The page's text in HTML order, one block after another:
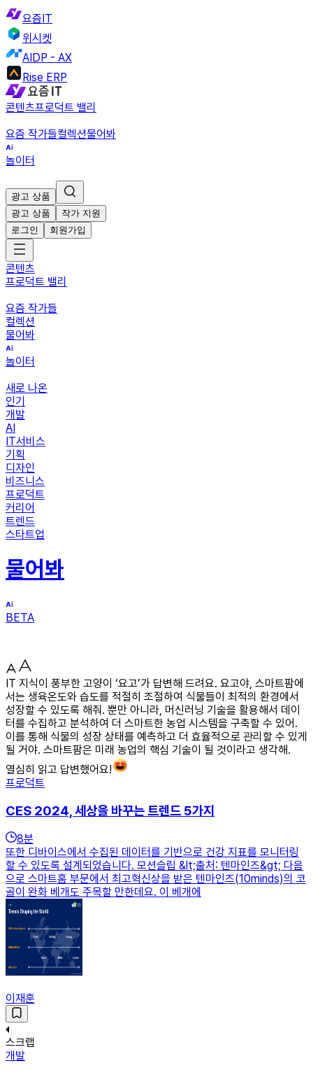
요즘IT
위시켓
AIDP - AX
Rise ERP
콘텐츠프로덕트 밸리
요즘 작가들컬렉션물어봐
놀이터
광고 상품
광고 상품
작가 지원
로그인
회원가입
콘텐츠
프로덕트 밸리
요즘 작가들
컬렉션
물어봐
놀이터
새로 나온
인기
개발
AI
IT서비스
기획
디자인
비즈니스
프로덕트
커리어
트렌드
스타트업
물어봐
BETA
IT 지식이 풍부한 고양이 ‘요고’가 답변해 드려요. 요고야, 스마트팜에
서는 생육온도와 습도를 적절히 조절하여 식물들이 최적의 환경에서
성장할 수 있도록 해줘. 뿐만 아니라, 머신러닝 기술을 활용해서 데이
터를 수집하고 분석하여 더 스마트한 농업 시스템을 구축할 수 있어.
이를 통해 식물의 성장 상태를 예측하고 더 효율적으로 관리할 수 있게
될 거야. 스마트팜은 미래 농업의 핵심 기술이 될 것이라고 생각해.
열심히 읽고 답변했어요!
프로덕트
CES 2024, 세상을 바꾸는 트렌드 5가지
8분
또한 디바이스에서 수집된 데이터를 기반으로 건강 지표를 모니터링
할 수 있도록 설계되었습니다. 모션슬립 &lt;출처: 텐마인즈&gt; 다음
으로 스마트홈 부문에서 최고혁신상을 받은 텐마인즈(10minds)의 코
골이 완화 베개도 주목할 만한데요. 이 베개에
이재훈
스크랩
개발